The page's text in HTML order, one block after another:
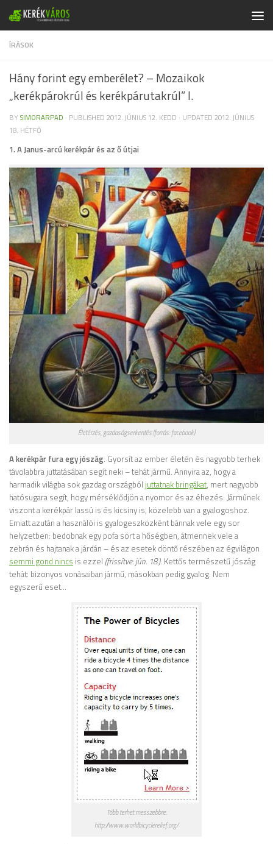
Skip to content
ÍRÁSOK
Hány forint egy emberélet? – Mozaikok
„kerékpárokrúl és kerékpárutakrúl” I.
BY SIMORARPAD · PUBLISHED 2012. JÚNIUS 12. KEDD · UPDATED 2012. JÚNIUS
18. HÉTFŐ
1. A Janus-arcú kerékpár és az ő útjai
Életérzés, gazdaságserkentés (forrás: facebook)
A kerékpár fura egy jószág. Gyorsít az ember életén és nagyobb terhek
távolabbra juttatásában segít neki – tehát jármű. Annyira az, hogy a
harmadik világba sok gazdag országból juttatnak bringákat, mert nagyobb
hatósugara segít, hogy mérséklődjön a nyomor és az éhezés. Járműnek
viszont a kerékpár lassú is és kicsiny is, közelebb van a gyalogoshoz.
Emiatt azután a használói is gyalogeszközként bánnak vele egy sor
helyzetben: bedobnak egy pofa sört a hőségben, átmennek vele a
zebrán és hajtanak a járdán – és az esetek döntő részében az égvilágon
semmi gond nincs is ezzel (frissítve: jún. 18.). Kettős természetű jószág
tehát: bizonyos vonásaiban jármű, másokban pedig gyalog. Nem
egyszerű eset…
Több terhet messzebbre.
http://www.worldbicyclerelief.org/